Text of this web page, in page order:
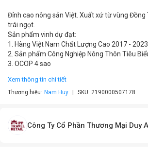
Đỉnh cao nông sản Việt. Xuất xứ từ vùng Đồng
trái ngọt.
Sản phẩm vinh dự đạt:
1. Hàng Việt Nam Chất Lượng Cao 2017 - 2023
2. Sản phẩm Công Nghiệp Nông Thôn Tiêu
3. OCOP 4 sao
Xem thông tin chi tiết
Thương hiệu: Nam Huy SKU: 2190000507178
Công Ty Cổ Phần Thương Mại Duy